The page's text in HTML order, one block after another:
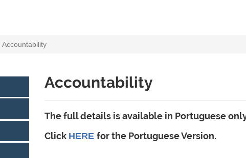
Accountability
Accountability
The full details is available in Portuguese
Click HERE for the Portuguese Version.